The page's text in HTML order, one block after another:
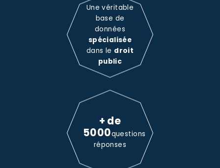
Une véritable
base de
données
spécialisée
dans le droit
public
+ de
5000questions
réponses